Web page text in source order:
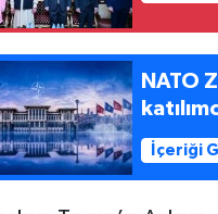
NATO
İçeriği